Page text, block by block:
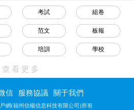
考試 組卷
范文 板報
培訓 學校
政治 幼兒
查看更多
信 服務協議 關于我們
網(福州信楊信息科技有限公司)所有